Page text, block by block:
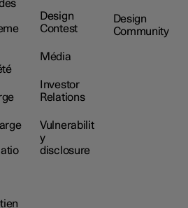
Design
Contest
Média
Investor
Relations
Vulnerabilit
y
disclosure
Design
Community